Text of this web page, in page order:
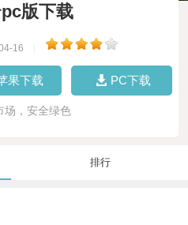
版下载
16
果下载 PC下载
场，安全绿色
排行